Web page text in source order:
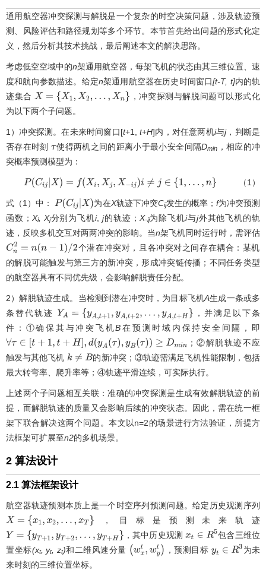
通用航空器冲突探测与解脱是一个复杂的时空决策问题，涉及轨迹预
测、风险评估和路径规划等多个环节。本节首先给出问题的形式化定
义，然后分析其技术挑战，最后阐述本文的解决思路。
考虑低空空域中的n架通用航空器，每架飞机的状态由其三维位置、速
度和航向参数描述。给定n架通用航空器在历史时间窗口[t-T, t]内的轨
迹集合 X= {X 1,X2,…,Xn }
，冲突探测与解脱问题可以形式化
为以下两个子问题。
1）冲突探测。在未来时间窗口[t+1,t+H]内，对任意两机i与j，判断是
否存在时刻 τ 使得两机之间的距离小于最小安全间隔Dmin ，相应的冲
突概率预测模型为：
P(Cij|X )=f( Xi,Xj, X−ij)i ≠j∈{ 1,…,n} （1）
式（1）中： P(Cij|X ) 为在X轨迹下冲突Cij发生的概率； f为冲突预测
函数； Xi, Xj分别为飞机i, j的轨迹； X-ij为除飞机i与j外其他飞机的轨
迹，反映多机交互对两两冲突的影响。当n架飞机同时运行时，需评估
Cn2 =n (n−1 )/2
个潜在冲突对，且各冲突对之间存在耦合：某机
的解脱可能触发与第三方的新冲突，形成冲突链传播；不同任务类型
的航空器具有不同优先级，会影响解脱责任分配。
2）解脱轨迹生成。当检测到潜在冲突时，为目标飞机A生成一条或多
条替代轨迹 YA={y A,t+1,yA,t+2,...,yA t + H}
，并满足以下条
件：①确保其与冲突飞机B在预测时域内保持安全间隔，即
∀τ ∈[t +1 ,t+ H] d (yA(τ), yB(τ))≥Dmin
；②解脱轨迹不应
触发与其他飞机 k≠B
的新冲突；③轨迹需满足飞机性能限制，包括
最大转弯率、爬升率等；④轨迹平滑连续，可实际执行。
上述两个子问题相互关联：准确的冲突探测是生成有效解脱轨迹的前
提，而解脱轨迹的质量又会影响后续的冲突状态。因此，需在统一框
架下联合解决这两个问题。本文以n=2的场景进行方法验证，所提方
法框架可扩展至n2的多机场景。
2 算法设计
2.1 算法框架设计
航空器轨迹预测本质上是一个时空序列预测问题。给定历史观测序列
X= {x1 ,x2,…,xT}
，目标是预测未来轨迹
Y
{yT+1,yT+ 2,…,yT + H } ，其中历史观测 xt∈R 5
包含三维位
置坐标(xt, yt, zt)和二维风速分量 (wxt,wyt) ，预测目标 yt∈R 3
为未
来时刻的三维位置坐标。